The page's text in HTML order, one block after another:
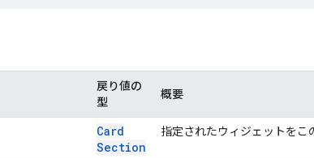
戻り値の
型
概要
Card
Section
指定されたウィジェットをこ